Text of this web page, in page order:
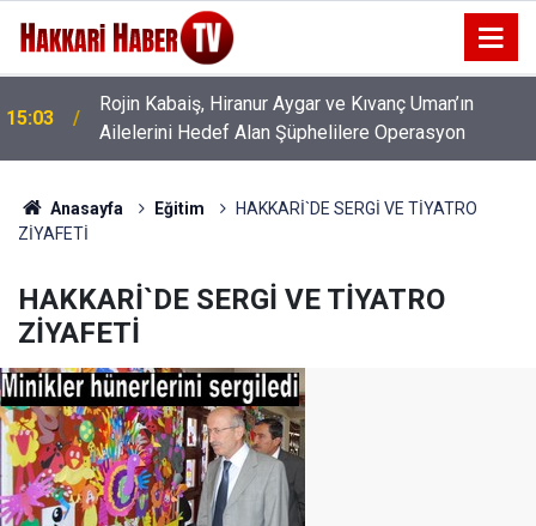
15:03
Rojin Kabaiş, Hiranur Aygar ve Kıvanç Uman’ın
Ailelerini Hedef Alan Şüphelilere Operasyon
Anasayfa Eğitim
HAKKARİ`DE SERGİ VE TİYATRO
ZİYAFETİ
HAKKARİ`DE SERGİ VE TİYATRO
ZİYAFETİ